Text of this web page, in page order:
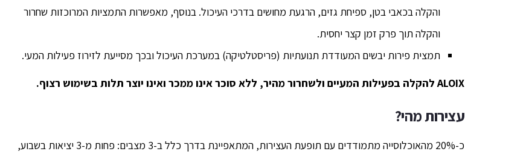
והקלה בכאבי בטן, ספיחת גזים, הרגעת מחושים בדרכי העיכול. בנוסף, מאפשרות התמציות המרוכזות שחרור
והקלה תוך פרק זמן קצר יחסית.
תמצית פירות יבשים המעודדת תנועתיות (פריסטלטיקה) במערכת העיכול ובכך מסייעת לזירוז פעילות המעי.
ALOIXלהקלה בפעילות המעיים ולשחרור מהיר, ללא סוכר אינו ממכר ואינו יוצר תלות בשימוש רצוף.
עצירות מהי?
כ-20% מהאוכלוסייה מתמודדים עם תופעת העצירות, המתאפיינת בדרך כלל ב-3 מצבים: פחות מ-3 יציאות בשבוע,